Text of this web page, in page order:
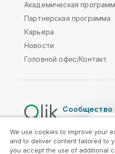
Академическая
Партнерская программа
Карьера
Новости
Головной офис/Контакт
Сообщество
Юридические соглашения
Условия использования
We use cookies to improve your
and to deliver content tailored to
you accept the use of additional